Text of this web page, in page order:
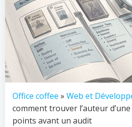
Office coffee » Web et
comment trouver l’auteur
points avant un audit